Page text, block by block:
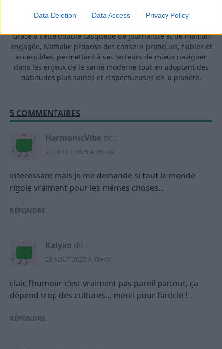
Data Deletion Data Access Privacy Policy
nombreuses années en faveur des produits biologiques et
Grâce à cette double casquette de journaliste et de maman
engagée, Nathalie propose des conseils pratiques, fiables et
accessibles, permettant à ses lecteurs de mieux naviguer
dans les enjeux de la santé moderne tout en adoptant des
habitudes plus saines et respectueuses de la planète.
5 COMMENTAIRES
HarmonicVibe dit :
7 JUILLET 2025 À 15H49
intéressant mais je me demande si tout le monde
rigole vraiment pour les mêmes choses…
RÉPONDRE
Kalyxo dit :
28 AOÛT 2025 À 18H01
clair, l’humour c’est vraiment pas pareil partout, ça
dépend trop des cultures… merci pour l’article !
RÉPONDRE